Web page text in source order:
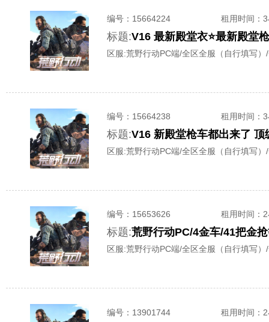
编号： 15664224 租用时间 ：
标题:V16 最新殿堂衣⭐️最新殿堂
区服:荒野行动PC端/全区全服（自行填写
编号： 15664238 租用时间 ：
标题:V16 新殿堂枪车都出来了
区服:荒野行动PC端/全区全服（自行填写
编号： 15653626 租用时间 ：
标题:荒野行动PC/4金车/41把金
区服:荒野行动PC端/全区全服（自行填写
编号： 13901744 租用时间 ：